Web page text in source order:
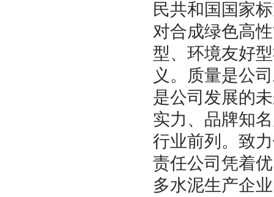
民共和国国家
对合成绿色高
型、环境友好
义。质量是公
是公司发展的
实力、品牌知
行业前列。致
责任公司凭着
多水泥生产企